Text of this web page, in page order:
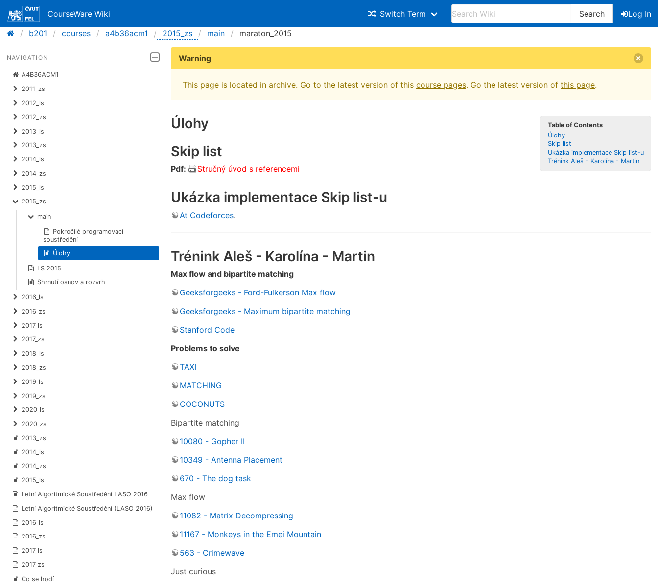
CourseWare Wiki Switch Term Search
Log In
b201
courses a4b36acm1 2015_zs main maraton_2015
NAVIGATION
A4B36ACM1
2011_zs
2012_ls
2012_zs
2013_ls
2013_zs
2014_ls
2014_zs
2015_ls
2015_zs
main
Pokročilé programovací
soustředění
Úlohy
LS 2015
Shrnutí osnov a rozvrh
2016_ls
2016_zs
2017_ls
2017_zs
2018_ls
2018_zs
2019_ls
2019_zs
2020_ls
2020_zs
2013_zs
2014_ls
2014_zs
2015_ls
Letní Algoritmické Soustředění LASO 2016
Letní Algoritmické Soustředění (LASO 2016)
2016_ls
2016_zs
2017_ls
2017_zs
Co se hodí
Warning
This page is located in archive. Go to the latest version of this course pages. Go the latest version of this page.
Table of Contents
Úlohy
Skip list
Ukázka implementace Skip list-u
Trénink Aleš - Karolína - Martin
Úlohy
Skip list
Pdf: Stručný úvod s referencemi
Ukázka implementace Skip list-u
At Codeforces.
Trénink Aleš - Karolína - Martin
Max flow and bipartite matching
Geeksforgeeks - Ford-Fulkerson Max flow
Geeksforgeeks - Maximum bipartite matching
Stanford Code
Problems to solve
TAXI
MATCHING
COCONUTS
Bipartite matching
10080 - Gopher II
10349 - Antenna Placement
670 - The dog task
Max flow
11082 - Matrix Decompressing
11167 - Monkeys in the Emei Mountain
563 - Crimewave
Just curious